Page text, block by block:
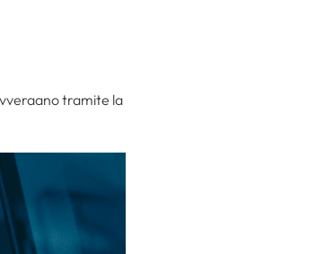
tramite la